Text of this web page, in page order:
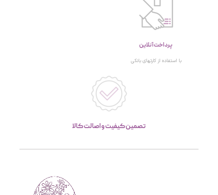
پرداخت آنلاین
با استفاده از کارتهای بانکی
تصمین کیفیت و اصالت کالا